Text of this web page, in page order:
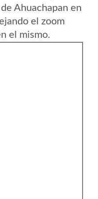
Ahuachapan en
el zoom
el mismo.